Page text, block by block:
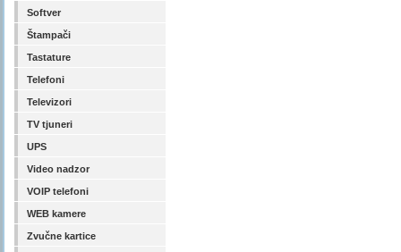
Softver
Štampači
Tastature
Telefoni
Televizori
TV tjuneri
UPS
Video nadzor
VOIP telefoni
WEB kamere
Zvučne kartice